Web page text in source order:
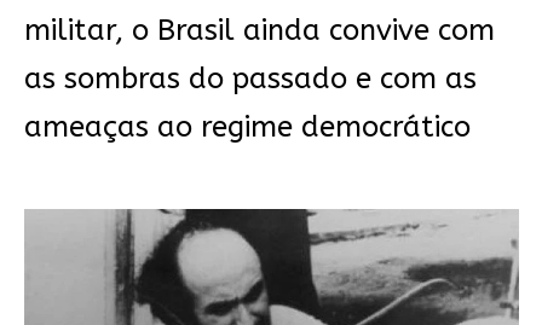
militar, o Brasil ainda convive com
as sombras do passado e com as
ameaças ao regime democrático